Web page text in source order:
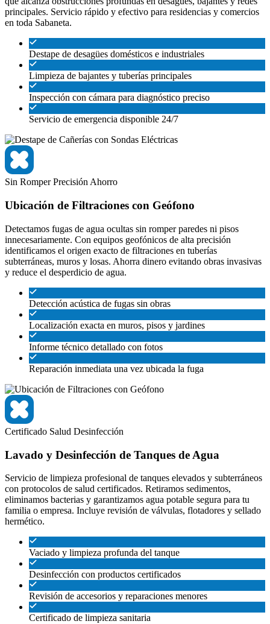
principales. Servicio rápido y efectivo para residencias y comercios
en toda Sabaneta.
Destape de desagües domésticos e industriales
Limpieza de bajantes y tuberías principales
Inspección con cámara para diagnóstico preciso
Servicio de emergencia disponible 24/7
Sin RomperPrecisiónAhorro
Ubicación de Filtraciones con Geófono
Detectamos fugas de agua ocultas sin romper paredes ni pisos
innecesariamente. Con equipos geofónicos de alta precisión
identificamos el origen exacto de filtraciones en tuberías
subterráneas, muros y losas. Ahorra dinero evitando obras invasivas
y reduce el desperdicio de agua.
Detección acústica de fugas sin obras
Localización exacta en muros, pisos y jardines
Informe técnico detallado con fotos
Reparación inmediata una vez ubicada la fuga
Certificado Salud Desinfección
Lavado y Desinfección de Tanques de Agua
Servicio de limpieza profesional de tanques elevados y subterráneos
con protocolos de salud certificados. Retiramos sedimentos,
eliminamos bacterias y garantizamos agua potable segura para tu
familia o empresa. Incluye revisión de válvulas, flotadores y sellado
hermético.
Vaciado y limpieza profunda del tanque
Desinfección con productos certificados
Revisión de accesorios y reparaciones menores
Certificado de limpieza sanitaria